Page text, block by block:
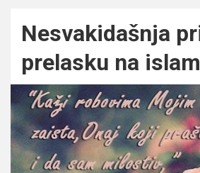
Nesvakidašnja
prelasku na islam